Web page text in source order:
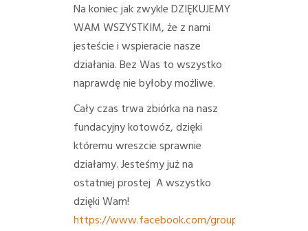
Na koniec jak zwykle DZIĘKUJEMY
WAM WSZYSTKIM, że z nami
jesteście i wspieracie nasze
działania.Bez Was to wszystko
naprawdę nie byłoby możliwe.
Cały czas trwa zbiórka na nasz
fundacyjny kotowóz, dzięki
któremu wreszcie sprawnie
działamy. Jesteśmy już na
ostatniej prostej A wszystko
dzięki Wam!
https://www.facebook.com/groups/